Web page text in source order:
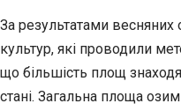
За результатами
культур, які проводили
що більшість площ
стані. Загальна площа